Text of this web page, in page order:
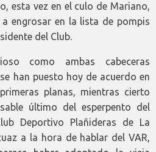
esta vez en el culo de Mariano,
engrosar en la lista de pompis
del Club.
como ambas cabeceras
han puesto hoy de acuerdo en
planas, mientras cierto
último del esperpento del
Deportivo Plañideras de La
a la hora de hablar del VAR,